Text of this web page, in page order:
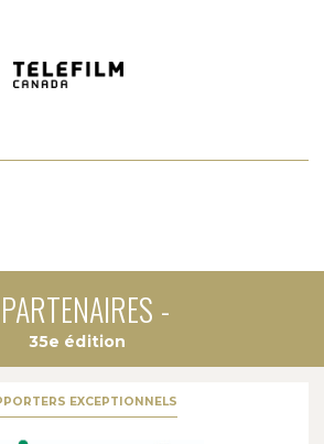
PARTENAIRES
35e édition
EXCEPTIONNELS